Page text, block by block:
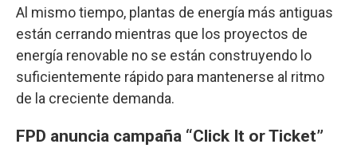
Al mismo tiempo, plantas de energía más antiguas
están cerrando mientras que los proyectos de
energía renovable no se están construyendo lo
suficientemente rápido para mantenerse al ritmo
de la creciente demanda.
FPD anuncia campaña “Click It or Ticket”